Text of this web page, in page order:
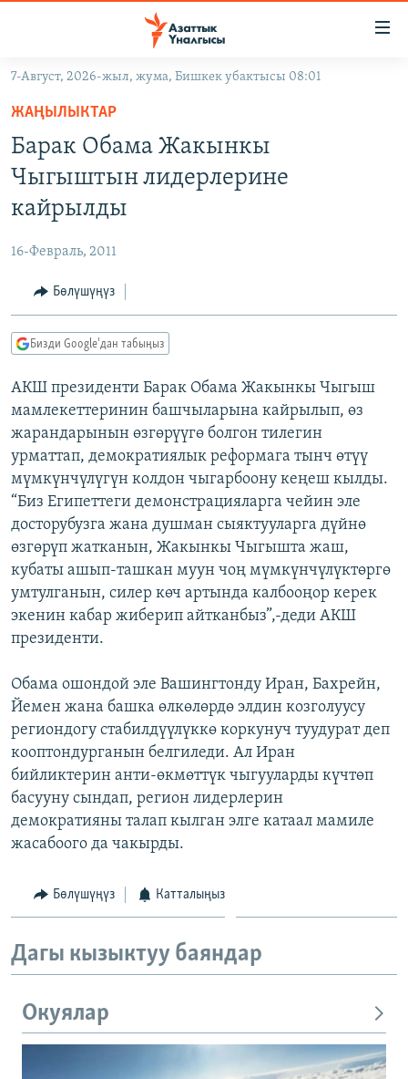
Навигацияга
өтүңүз
Издөөгө
салыңыз
КЫРГЫЗСТАН
КЫРГЫЗСТАН
САЯСАТ
МАДАНИЯТ
ДҮЙНӨ
ДҮЙНӨ
УКРАИНА
ТВ ПРОГРАММАЛАР
БҮГҮН АЗАТТЫКТА
ДАНИСТЕ
АЗАТТЫК+
ЫҢГАЙСЫЗ СУРООЛОР
ПОДКАСТ
ОНЛАЙН ШЕРИНЕ
ЭЕ/АРнун бардык сайттары
7-Август, 2026-жыл, жума, Бишкек убактысы 08:01
ЖАҢЫЛЫКТАР
Барак Обама Жакынкы
Чыгыштын лидерлерине
кайрылды
16-Февраль, 2011
Бөлүшүңүз
Бизди Google'дан табыңыз
АКШ президенти Барак Обама Жакынкы Чыгыш
мамлекеттеринин башчыларына кайрылып, өз
жарандарынын өзгөрүүгө болгон тилегин
урматтап, демократиялык реформага тынч өтүү
мүмкүнчүлүгүн колдон чыгарбоону кеңеш кылды.
“Биз Египеттеги демонстрацияларга чейин эле
досторубузга жана душман сыяктууларга дүйнө
өзгөрүп жатканын, Жакынкы Чыгышта жаш,
кубаты ашып-ташкан муун чоң мүмкүнчүлүктөргө
умтулганын, силер көч артында калбооңор керек
экенин кабар жиберип айтканбыз”,-деди АКШ
президенти.
Обама ошондой эле Вашингтонду Иран, Бахрейн,
Йемен жана башка өлкөлөрдө элдин козголуусу
региондогу стабилдүүлүккө коркунуч туудурат деп
кооптондурганын белгиледи. Ал Иран
бийликтерин анти-өкмөттүк чыгууларды күчтөп
басууну сындап, регион лидерлерин
демократияны талап кылган элге катаал мамиле
жасабоого да чакырды.
Бөлүшүңүз Катталыңыз
Дагы кызыктуу баяндар
Окуялар